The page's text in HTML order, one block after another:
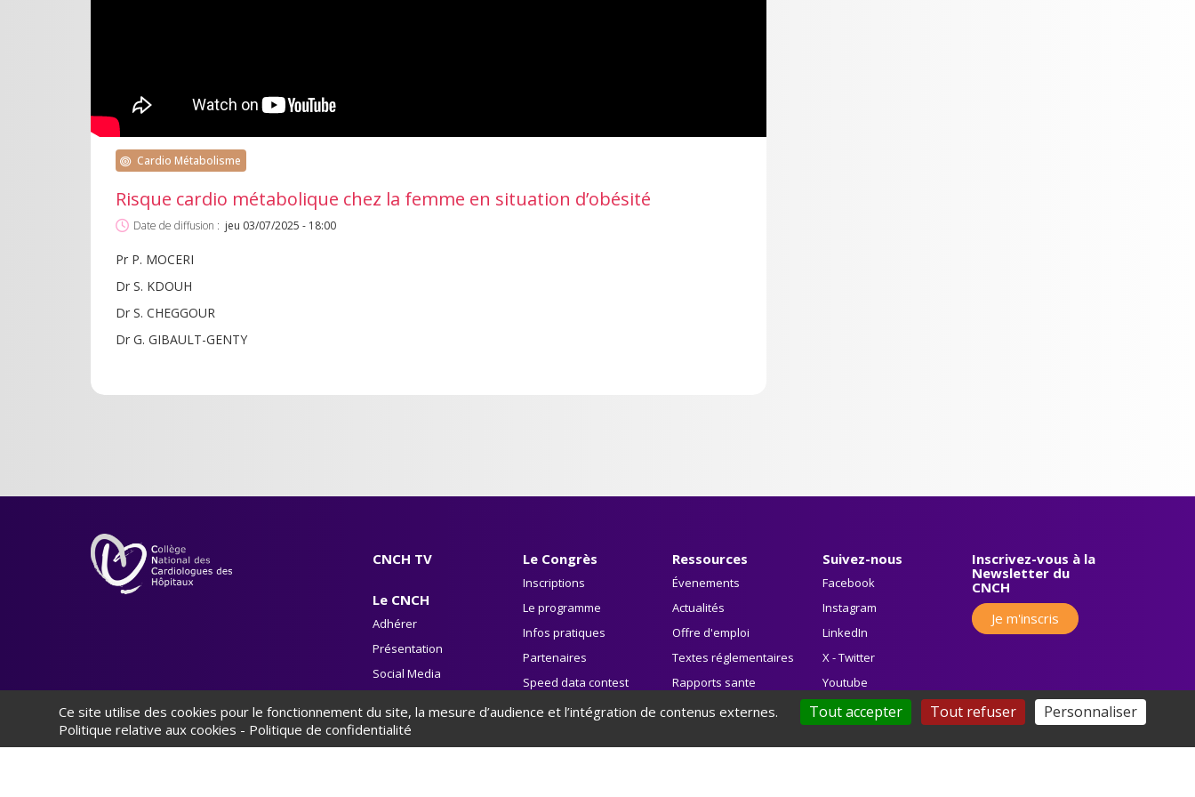
Cardio Métabolisme
Risque cardio métabolique chez la femme en situation d’obésité
Date de diffusion : jeu 03/07/2025 - 18:00
Pr P. MOCERI
Dr S. KDOUH
Dr S. CHEGGOUR
Dr G. GIBAULT-GENTY
CNCH TV
Le CNCH
Adhérer
Présentation
Social Media
Le Congrès
Inscriptions
Le programme
Infos pratiques
Partenaires
Speed data contest
Ressources
Évenements
Actualités
Offre d'emploi
Textes réglementaires
Rapports sante
Suivez-nous
Facebook
Instagram
LinkedIn
X - Twitter
Youtube
Inscrivez-vous à la
Newsletter du
CNCH
Je m'inscris
Ce site utilise des cookies pour le fonctionnement du site, la mesure d’audience et l’intégration de contenus externes.
Politique relative aux cookies - Politique de confidentialité
Tout accepter Tout refuser Personnaliser